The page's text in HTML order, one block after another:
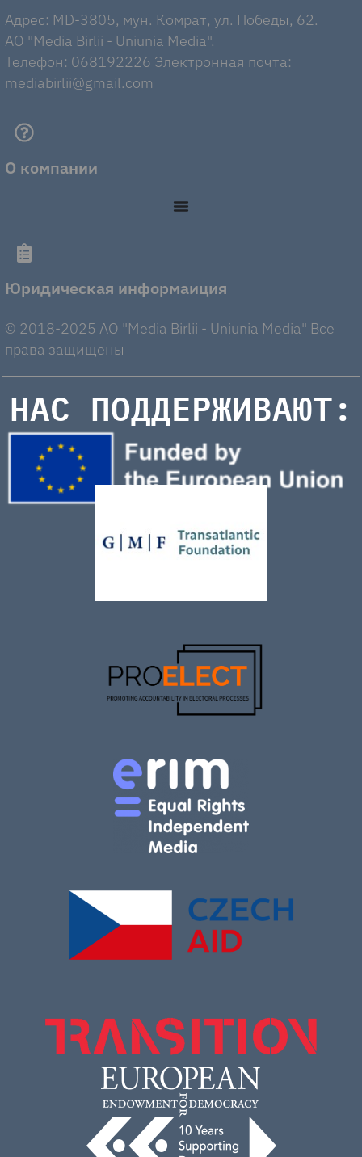
Адрес: MD-3805, мун. Комрат, ул. Победы, 62.
AO "Media Birlii - Uniunia Media".
Телефон: 068192226 Электронная почта:
mediabirlii@gmail.com
О компании
Юридическая информаиция
© 2018-2025 AO "Media Birlii - Uniunia Media" Все
права защищены
НАС ПОДДЕРЖИВАЮТ: